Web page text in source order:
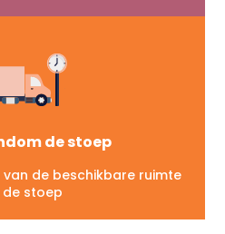
de stoep
de beschikbare ruimte
stoep